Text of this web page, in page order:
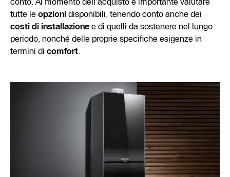
tutte le opzioni disponibili, tenendo conto anche dei
costi di installazione e di quelli da sostenere nel lungo
periodo, nonché delle proprie specifiche esigenze in
termini di comfort.